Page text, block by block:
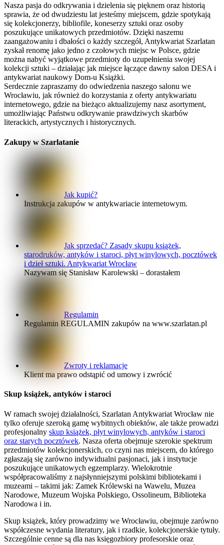
Nasza pasja do odkrywania i dzielenia się pięknem oraz historią
sprawia, że od dwudziestu lat jesteśmy miejscem, gdzie spotykają
się kolekcjonerzy, bibliofile, koneserzy sztuki oraz osoby
poszukujące unikatowych przedmiotów. Dzięki naszemu
zaangażowaniu i dbałości o każdy szczegół, Antykwariat Szarlatan
zyskał renomę jako jedno z czołowych miejsc w Polsce, gdzie
można nabyć wyjątkowe przedmioty do uzupełnienia swojej
kolekcji sztuki – działając jak miejsce łączące dawny salon DESA i
antykwariat naukowy Dom-u Książki.
Serdecznie zapraszamy do odwiedzenia naszego salonu we
Wrocławiu, jak również do korzystania z oferty antykwariatu
internetowego, gdzie na bieżąco aktualizujemy nasz asortyment,
umożliwiając Państwu odkrywanie prawdziwych skarbów
literackich, artystycznych i historycznych.
Zakupy w Szarlatanie
Jak kupić?
Instrukcja zakupów w antykwariacie internetowym.
Jak sprzedać? Zasady skupu książek,
starodruków, antyków i staroci, płyt winylowych, pocztówek
i dzieł sztuki. Antykwariat Wrocław
Nazywam się Stanisław Karolewski – dorastałem
Regulamin
Regulamin REGULAMIN zakupów na www.szarlatan.pl
Zwroty i reklamacje
Klient ma prawo odstąpić od umowy i zwrócić
Skup książek, antyków i staroci
W ramach swojej działalności, Szarlatan Antykwariat Wrocław nie
tylko oferuje szeroką gamę wybitnych obiektów, ale także prowadzi
profesjonalny skup książek, płyt winylowych, antyków i staroci
oraz starych pocztówek. Nasza oferta obejmuje szerokie spektrum
przedmiotów kolekcjonerskich, co czyni nas miejscem, do którego
zgłaszają się zarówno indywidualni pasjonaci, jak i instytucje
poszukujące unikatowych egzemplarzy. Wielokrotnie
współpracowaliśmy z najsłynniejszymi polskimi bibliotekami i
muzeami – takimi jak: Zamek Królewski na Wawelu, Muzea
Narodowe, Muzeum Wojska Polskiego, Ossolineum, Biblioteka
Narodowa i in.
Skup książek, który prowadzimy we Wrocławiu, obejmuje zarówno
współczesne wydania literatury, jak i rzadkie, kolekcjonerskie tytuły.
Szczególnie cenne są dla nas księgozbiory profesorskie oraz